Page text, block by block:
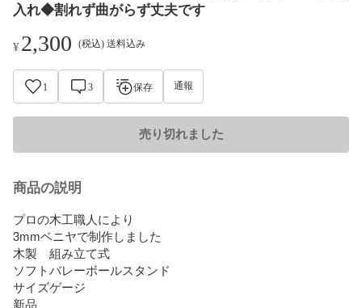
入れ◆割れず曲がらず丈夫です
¥2,300 (税込) 送料込み
1 3 保存 通報
売り切れました
商品の説明
プロの木工職人により
3mmベニヤで制作しました
木製　組み立て式
ソフトバレーボールスタンド
サイズゲージ
新品